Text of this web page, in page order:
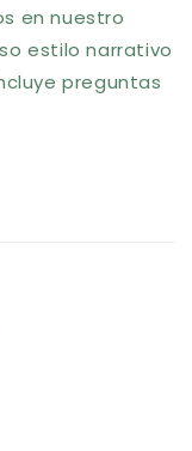
en nuestro
estilo narrativo
preguntas